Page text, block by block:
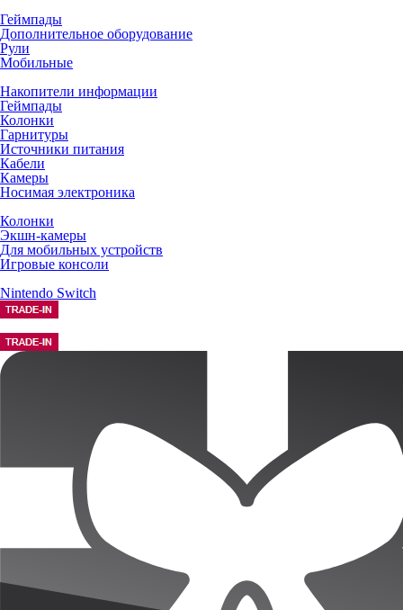
Геймпады
Дополнительное оборудование
Рули
Мобильные
Накопители информации
Геймпады
Колонки
Гарнитуры
Источники питания
Кабели
Камеры
Носимая электроника
Колонки
Экшн-камеры
Для мобильных устройств
Игровые консоли
Nintendo Switch